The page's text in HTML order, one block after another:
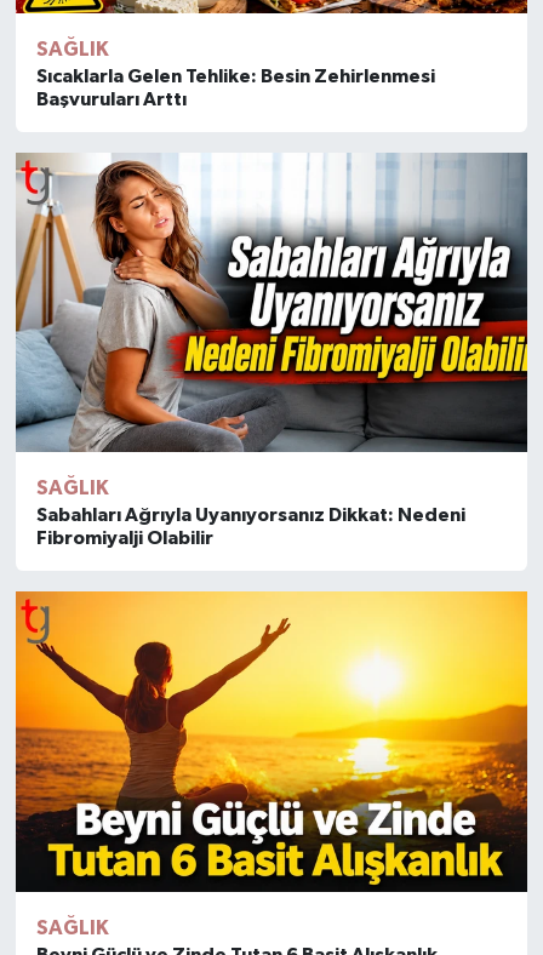
SAĞLIK
Sıcaklarla Gelen Tehlike: Besin Zehirlenmesi
Başvuruları Arttı
SAĞLIK
Sabahları Ağrıyla Uyanıyorsanız Dikkat: Nedeni
Fibromiyalji Olabilir
SAĞLIK